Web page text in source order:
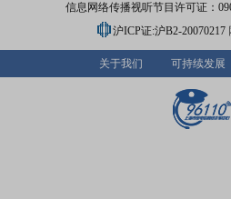
信息网络传播视听节目许可证：
沪ICP证:沪B2-20070217
关于我们 可持续发展